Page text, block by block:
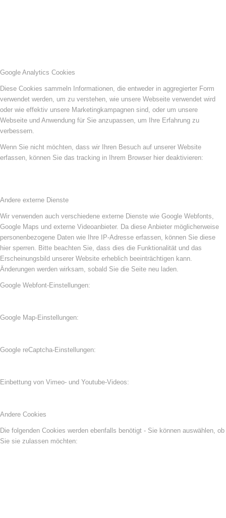
Google Analytics Cookies
Diese Cookies sammeln Informationen, die entweder in aggregierter Form
verwendet werden, um zu verstehen, wie unsere Webseite verwendet wird
oder wie effektiv unsere Marketingkampagnen sind, oder um unsere
Webseite und Anwendung für Sie anzupassen, um Ihre Erfahrung zu
verbessern.
Wenn Sie nicht möchten, dass wir Ihren Besuch auf unserer Website
erfassen, können Sie das tracking in Ihrem Browser hier deaktivieren:
Andere externe Dienste
Wir verwenden auch verschiedene externe Dienste wie Google Webfonts,
Google Maps und externe Videoanbieter. Da diese Anbieter möglicherweise
personenbezogene Daten wie Ihre IP-Adresse erfassen, können Sie diese
hier sperren. Bitte beachten Sie, dass dies die Funktionalität und das
Erscheinungsbild unserer Website erheblich beeinträchtigen kann.
Änderungen werden wirksam, sobald Sie die Seite neu laden.
Google Webfont-Einstellungen:
Google Map-Einstellungen:
Google reCaptcha-Einstellungen:
Einbettung von Vimeo- und Youtube-Videos:
Andere Cookies
Die folgenden Cookies werden ebenfalls benötigt - Sie können auswählen, ob
Sie sie zulassen möchten: